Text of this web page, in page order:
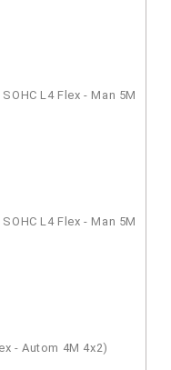
SOHC L4 Flex - Man 5M
SOHC L4 Flex - Man 5M
- Autom 4M 4x2)